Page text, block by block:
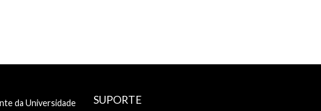
da Universidade
SUPORTE